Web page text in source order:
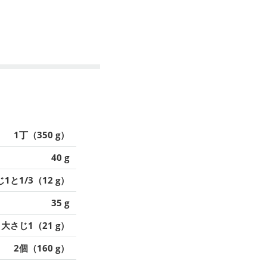
1丁（350 g）
40 g
1と1/3（12 g）
35 g
大さじ1（21 g）
2個（160 g）